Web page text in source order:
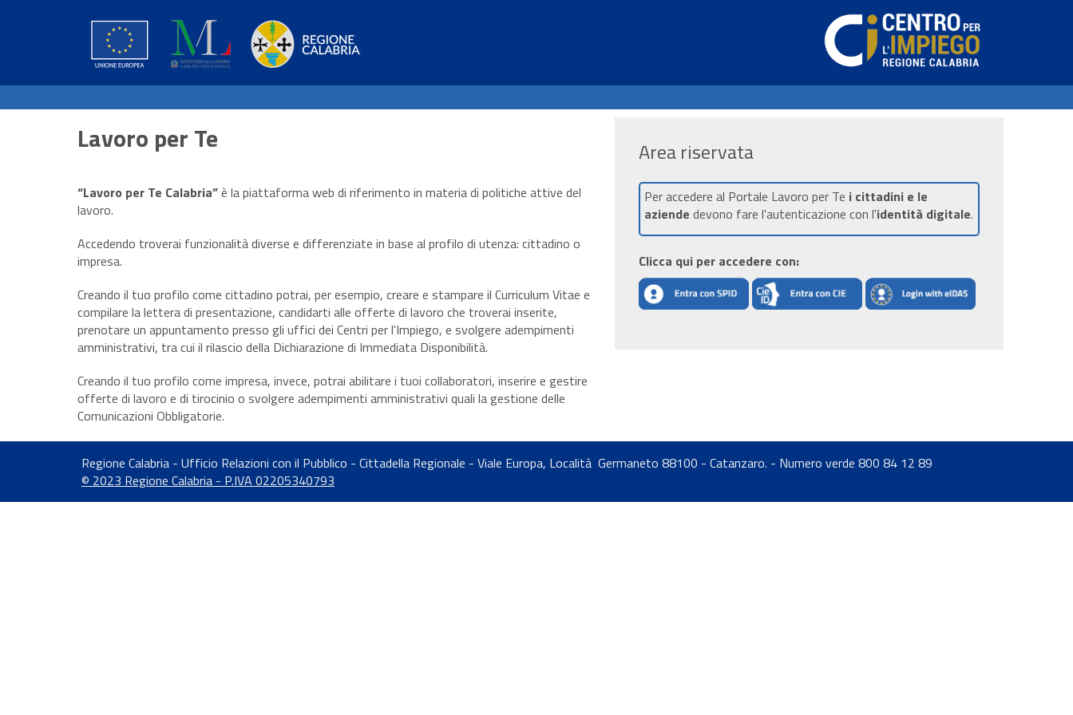
Lavoro per Te
“Lavoro per Te Calabria”è la piattaforma web di riferimento in materia di politiche attive del
lavoro.
Accedendo troverai funzionalità diverse e differenziate in base al profilo di utenza: cittadino o
impresa.
Creando il tuo profilo come cittadino potrai, per esempio, creare e stampare il Curriculum Vitae e
compilare la lettera di presentazione, candidarti alle offerte di lavoro che troverai inserite,
prenotare un appuntamento presso gli uffici dei Centri per l'Impiego, e svolgere adempimenti
amministrativi, tra cui il rilascio della Dichiarazione di Immediata Disponibilità.
Creando il tuo profilo come impresa, invece, potrai abilitare i tuoi collaboratori, inserire e gestire
offerte di lavoro e di tirocinio o svolgere adempimenti amministrativi quali la gestione delle
Comunicazioni Obbligatorie.
Area riservata
Per accedere al Portale Lavoro per Te i cittadini e le
aziende devono fare l'autenticazione con l'identità digitale.
Clicca qui per accedere con:
Regione Calabria - Ufficio Relazioni con il Pubblico - Cittadella Regionale - Viale Europa, Località Germaneto 88100 - Catanzaro. - Numero verde 800 84 12 89
© 2023 Regione Calabria - P.IVA 02205340793